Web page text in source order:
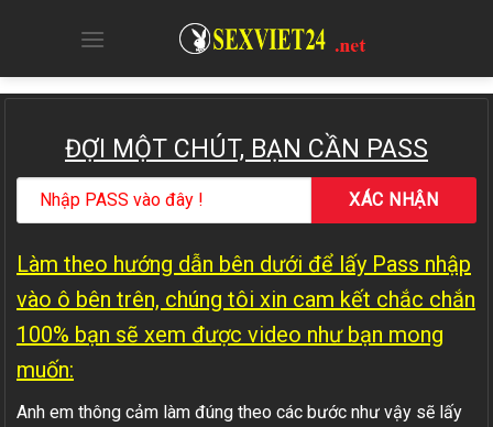
ĐỢI MỘT CHÚT, BẠN CẦN PASS
Làm theo hướng dẫn bên dưới để lấy Pass nhập
vào ô bên trên, chúng tôi xin cam kết chắc chắn
100% bạn sẽ xem được video như bạn mong
muốn:
Anh em thông cảm làm đúng theo các bước như vậy sẽ lấy